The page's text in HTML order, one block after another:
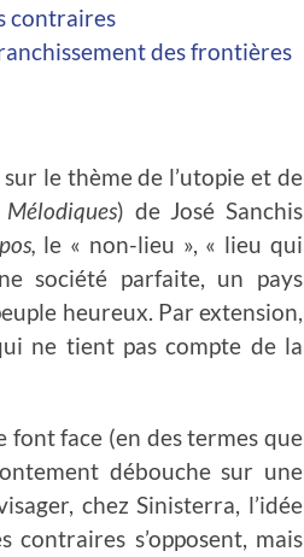
contraires
des frontières
le thème de l’utopie et de
Mélodiques) de José Sanchis
le « non-lieu », « lieu qui
société parfaite, un pays
heureux. Par extension,
ne tient pas compte de la
face (en des termes que
débouche sur une
chez Sinisterra, l’idée
s’opposent, mais